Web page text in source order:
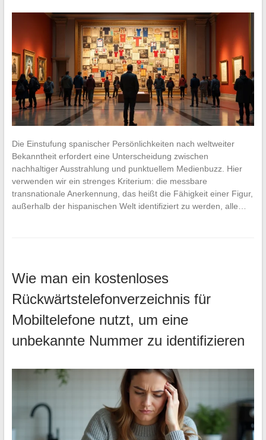
Die Einstufung spanischer Persönlichkeiten nach weltweiter
Bekanntheit erfordert eine Unterscheidung zwischen
nachhaltiger Ausstrahlung und punktuellem Medienbuzz. Hier
verwenden wir ein strenges Kriterium: die messbare
transnationale Anerkennung, das heißt die Fähigkeit einer Figur,
außerhalb der hispanischen Welt identifiziert zu werden, alle…
Wie man ein kostenloses
Rückwärtstelefonverzeichnis für
Mobiltelefone nutzt, um eine
unbekannte Nummer zu identifizieren